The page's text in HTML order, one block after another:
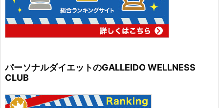
パーソナルダイエットのGALLEIDO WELLNESS
CLUB